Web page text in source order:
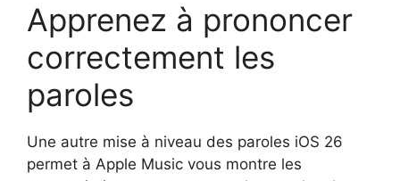
Apprenez à prononcer
correctement les
paroles
Une autre mise à niveau des paroles iOS 26
permet à Apple Music vous montre les